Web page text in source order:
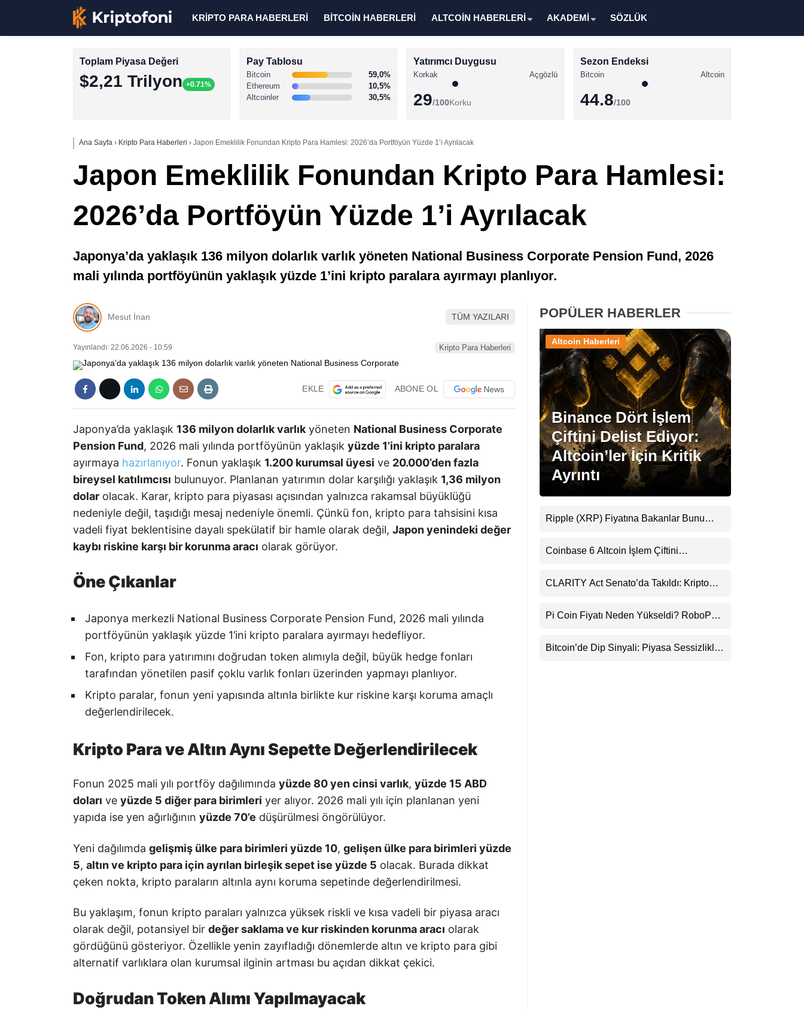
Altcoin Haberleri
Facebook
Instagram
Youtube
TikTok
KRİPTO PARA HABERLERİ BİTCOİN HABERLERİ ALTCOİN HABERLERİ AKADEMİ SÖZLÜK
Toplam Piyasa Değeri
$2,21 Trilyon +0.71%
Pay Tablosu
Bitcoin
59,0%
Ethereum
10,5%
Altcoinler
30,5%
Yatırımcı Duygusu
Korkak Açgözlü
29/100Korku
Sezon Endeksi
Bitcoin Altcoin
44.8/100
Ana Sayfa › Kripto Para Haberleri › Japon Emeklilik Fonundan Kripto Para Hamlesi: 2026’da Portföyün Yüzde 1’i Ayrılacak
Japon Emeklilik Fonundan Kripto Para Hamlesi:
2026’da Portföyün Yüzde 1’i Ayrılacak
Japonya’da yaklaşık 136 milyon dolarlık varlık yöneten National Business Corporate Pension Fund, 2026
mali yılında portföyünün yaklaşık yüzde 1’ini kripto paralara ayırmayı planlıyor.
Mesut İnan TÜM YAZILARI
Yayınlandı: 22.06.2026 - 10:59 Kripto Para Haberleri
EKLE ABONE OL
Japonya’da yaklaşık 136 milyon dolarlık varlık yöneten National Business Corporate
Pension Fund, 2026 mali yılında portföyünün yaklaşık yüzde 1’ini kripto paralara
ayırmaya hazırlanıyor. Fonun yaklaşık 1.200 kurumsal üyesi ve 20.000’den fazla
bireysel katılımcısı bulunuyor. Planlanan yatırımın dolar karşılığı yaklaşık 1,36 milyon
dolar olacak. Karar, kripto para piyasası açısından yalnızca rakamsal büyüklüğü
nedeniyle değil, taşıdığı mesaj nedeniyle önemli. Çünkü fon, kripto para tahsisini kısa
vadeli fiyat beklentisine dayalı spekülatif bir hamle olarak değil, Japon yenindeki değer
kaybı riskine karşı bir korunma aracı olarak görüyor.
Öne Çıkanlar
Japonya merkezli National Business Corporate Pension Fund, 2026 mali yılında
portföyünün yaklaşık yüzde 1’ini kripto paralara ayırmayı hedefliyor.
Fon, kripto para yatırımını doğrudan token alımıyla değil, büyük hedge fonları
tarafından yönetilen pasif çoklu varlık fonları üzerinden yapmayı planlıyor.
Kripto paralar, fonun yeni yapısında altınla birlikte kur riskine karşı koruma amaçlı
değerlendirilecek.
Kripto Para ve Altın Aynı Sepette Değerlendirilecek
Fonun 2025 mali yılı portföy dağılımında yüzde 80 yen cinsi varlık, yüzde 15 ABD
doları ve yüzde 5 diğer para birimleri yer alıyor. 2026 mali yılı için planlanan yeni
yapıda ise yen ağırlığının yüzde 70’e düşürülmesi öngörülüyor.
Yeni dağılımda gelişmiş ülke para birimleri yüzde 10, gelişen ülke para birimleri yüzde
5, altın ve kripto para için ayrılan birleşik sepet ise yüzde 5 olacak. Burada dikkat
çeken nokta, kripto paraların altınla aynı koruma sepetinde değerlendirilmesi.
Bu yaklaşım, fonun kripto paraları yalnızca yüksek riskli ve kısa vadeli bir piyasa aracı
olarak değil, potansiyel bir değer saklama ve kur riskinden korunma aracı olarak
gördüğünü gösteriyor. Özellikle yenin zayıfladığı dönemlerde altın ve kripto para gibi
alternatif varlıklara olan kurumsal ilginin artması bu açıdan dikkat çekici.
Doğrudan Token Alımı Yapılmayacak
POPÜLER HABERLER
Binance Dört İşlem
Çiftini Delist Ediyor:
Altcoin’ler İçin Kritik
Ayrıntı
Altcoin Haberleri
Ripple (XRP) Fiyatına Bakanlar Bunu
Uyarı
Coinbase 6 Altcoin İşlem Çiftini
CLARITY Act Senato’da Takıldı: Kripto
Pi Coin Fiyatı Neden Yükseldi? RoboPay
Destekledi
Bitcoin’de Dip Sinyali: Piyasa Sessizlikle